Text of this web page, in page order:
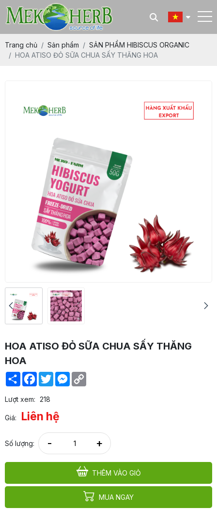
Trang chủ Sản phẩm
SẢN PHẨM HIBISCUS ORGANIC
HOA ATISO ĐỎ SỮA CHUA SẤY THĂNG HOA
HOA ATISO ĐỎ SỮA CHUA SẤY THĂNG
HOA
ShareFacebook
TwitterMessenger
Lượt xem: 218
Giá: Liên hệ
Số lượng: - +
THÊM VÀO GIỎ
MUA NGAY